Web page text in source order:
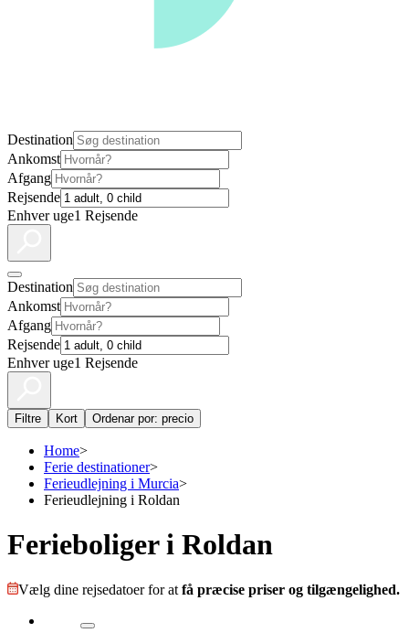
Destination
Ankomst
Afgang
Rejsende
Enhver uge1 Rejsende
Destination
Ankomst
Afgang
Rejsende
Enhver uge1 Rejsende
Filtre Kort Ordenar por: precio
Home>
Ferie destinationer>
Ferieudlejning i Murcia>
Ferieudlejning i Roldan
Ferieboliger i Roldan
Vælg dine rejsedatoer for at få præcise priser og tilgængelighed.